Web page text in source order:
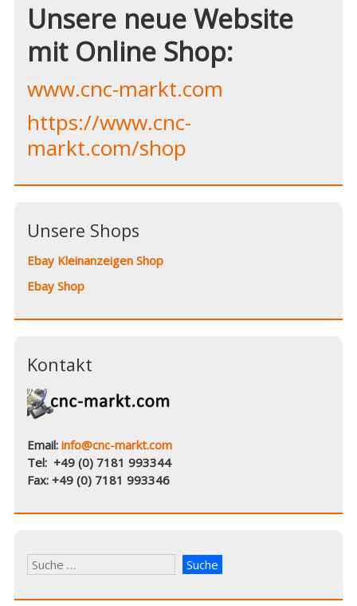
Unsere neue Website
mit Online Shop:
www.cnc-markt.com
https://www.cnc-
markt.com/shop
Unsere Shops
Ebay Kleinanzeigen Shop
Ebay Shop
Kontakt
Email:info@cnc-markt.com
Tel: +49 (0) 7181 993344
Fax: +49 (0) 7181 993346